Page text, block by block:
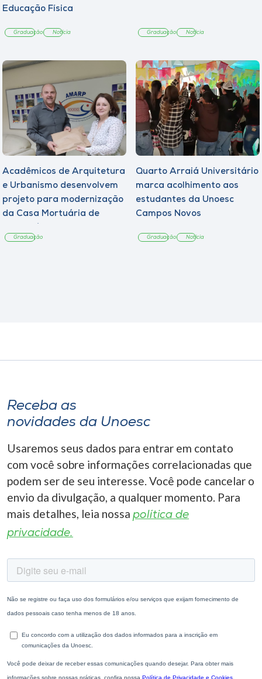
Educação Física
Graduação Notícia Graduação Notícia
Acadêmicos de Arquitetura
e Urbanismo desenvolvem
projeto para modernização
da Casa Mortuária de
Graduação
Quarto Arraiá Universitário
marca acolhimento aos
estudantes da Unoesc
Campos Novos
Graduação Notícia
Receba as
novidades da Unoesc
Usaremos seus dados para entrar em contato
com você sobre informações correlacionadas que
podem ser de seu interesse. Você pode cancelar o
envio da divulgação, a qualquer momento. Para
mais detalhes, leia nossa política de
privacidade.